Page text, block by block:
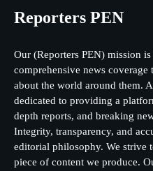
Reporters PEN
Our (Reporters PEN) mission
comprehensive news
about the world around them.
dedicated to providing a
depth reports, and breaking
Integrity, transparency, and
editorial philosophy. We strive
piece of content we produce.